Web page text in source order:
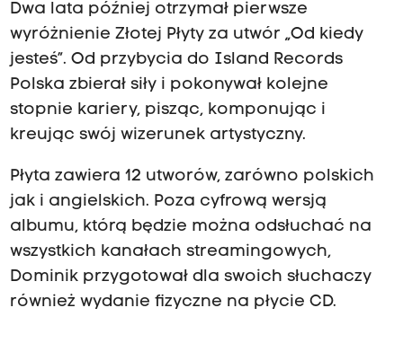
Dwa lata później otrzymał pierwsze
wyróżnienie Złotej Płyty za utwór „Od kiedy
jesteś”. Od przybycia do Island Records
Polska zbierał siły i pokonywał kolejne
stopnie kariery, pisząc, komponując i
kreując swój wizerunek artystyczny.
Płyta zawiera 12 utworów, zarówno polskich
jak i angielskich. Poza cyfrową wersją
albumu, którą będzie można odsłuchać na
wszystkich kanałach streamingowych,
Dominik przygotował dla swoich słuchaczy
również wydanie fizyczne na płycie CD.